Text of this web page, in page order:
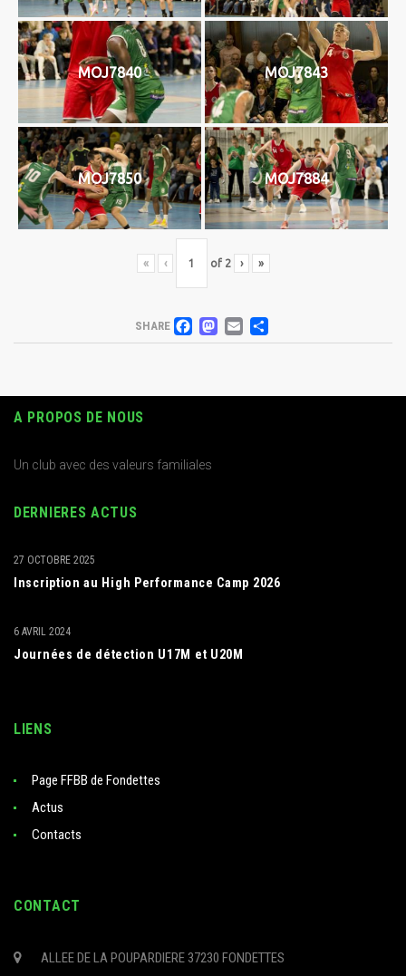
MOJ7840 MOJ7843
MOJ7850 MOJ7884
« ‹ of 2 › »
SHARE FACEBOOK
MASTODON
EMAIL
PARTAGER
A PROPOS DE NOUS
Un club avec des valeurs familiales
DERNIERES ACTUS
Inscription au High Performance Camp 2026
27 OCTOBRE 2025
Journées de détection U17M et U20M
6 AVRIL 2024
LIENS
Page FFBB de Fondettes
Actus
Contacts
CONTACT
ALLEE DE LA POUPARDIERE 37230 FONDETTES